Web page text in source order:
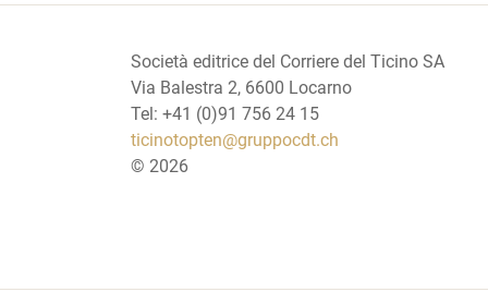
Società editrice del Corriere del Ticino SA
Via Balestra 2, 6600 Locarno
Tel: +41 (0)91 756 24 15
ticinotopten@gruppocdt.ch
© 2026